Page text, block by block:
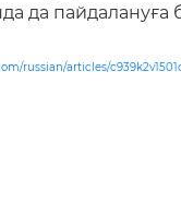
да
/russian/articles/c939k2v1501